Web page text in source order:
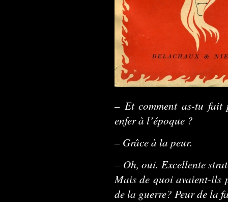
– Et comment as-tu fait
enfer à l’époque ?
– Grâce à la peur.
– Oh, oui. Excellente
Mais de quoi avaient-ils
de la guerre? Peur de la